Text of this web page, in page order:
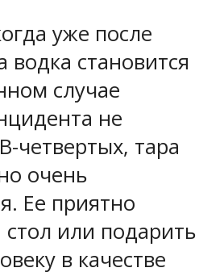
уже после
водка становится
случае
не
четвертых, тара
очень
Ее приятно
стол или подарить
в качестве